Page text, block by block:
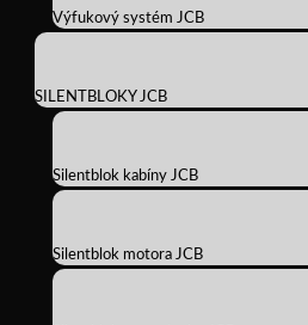
Výfukový systém JCB
SILENTBLOKY JCB
Silentblok kabíny JCB
Silentblok motora JCB